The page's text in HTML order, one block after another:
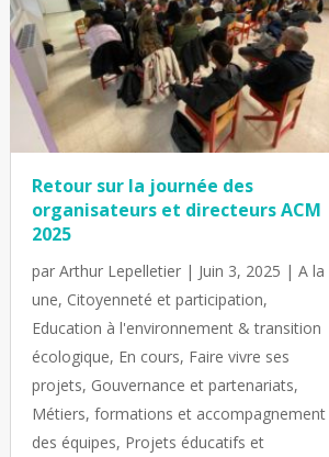
Retour sur la journée des
organisateurs et directeurs ACM
2025
parArthur Lepelletier | Juin 3, 2025 |A la
une, Citoyenneté et participation,
Education à l'environnement & transition
écologique, En cours, Faire vivre ses
projets, Gouvernance et partenariats,
Métiers, formations et accompagnement
des équipes, Projets éducatifs et